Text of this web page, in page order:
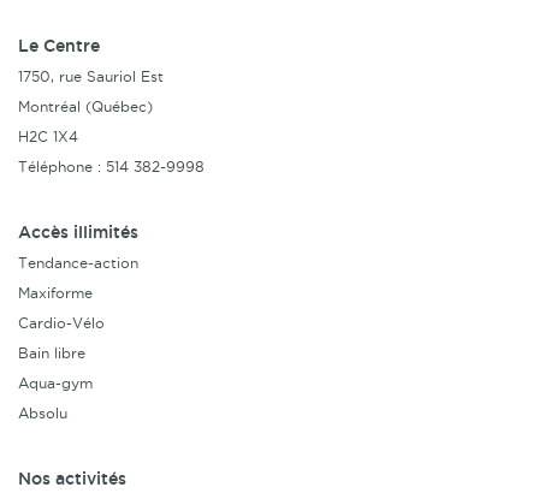
Le Centre
1750, rue Sauriol Est
Montréal (Québec)
H2C 1X4
Téléphone : 514 382-9998
Accès illimités
Tendance-action
Maxiforme
Cardio-Vélo
Bain libre
Aqua-gym
Absolu
Nos activités